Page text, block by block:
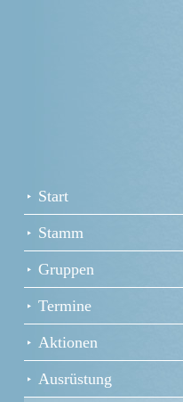
Start
Stamm
Gruppen
Termine
Aktionen
Ausrüstung